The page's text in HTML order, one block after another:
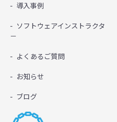
導入事例
ソフトウェアインストラクタ
－
よくあるご質問
お知らせ
ブログ